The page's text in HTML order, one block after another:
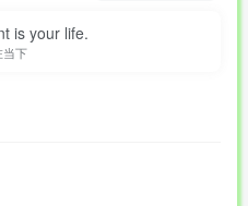
is your life.
当下